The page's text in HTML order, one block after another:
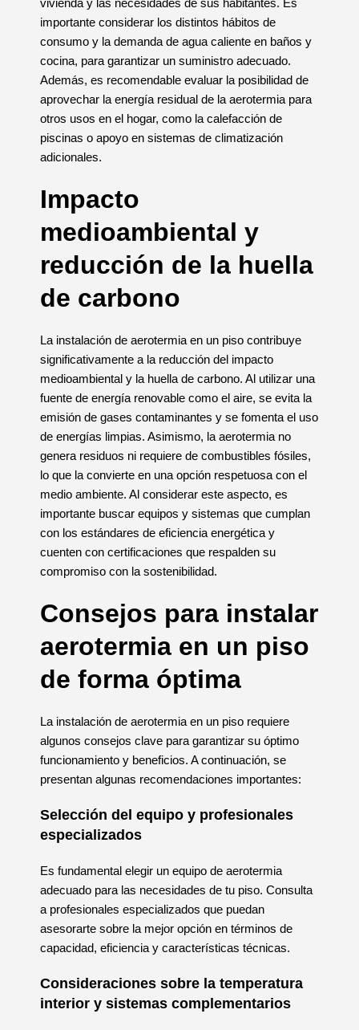
importante considerar los distintos hábitos de
consumo y la demanda de agua caliente en baños y
cocina, para garantizar un suministro adecuado.
Además, es recomendable evaluar la posibilidad de
aprovechar la energía residual de la aerotermia para
otros usos en el hogar, como la calefacción de
piscinas o apoyo en sistemas de climatización
adicionales.
Impacto
medioambiental y
reducción de la huella
de carbono
La instalación de aerotermia en un piso contribuye
significativamente a la reducción del impacto
medioambiental y la huella de carbono. Al utilizar una
fuente de energía renovable como el aire, se evita la
emisión de gases contaminantes y se fomenta el uso
de energías limpias. Asimismo, la aerotermia no
genera residuos ni requiere de combustibles fósiles,
lo que la convierte en una opción respetuosa con el
medio ambiente. Al considerar este aspecto, es
importante buscar equipos y sistemas que cumplan
con los estándares de eficiencia energética y
cuenten con certificaciones que respalden su
compromiso con la sostenibilidad.
Consejos para instalar
aerotermia en un piso
de forma óptima
La instalación de aerotermia en un piso requiere
algunos consejos clave para garantizar su óptimo
funcionamiento y beneficios. A continuación, se
presentan algunas recomendaciones importantes:
Selección del equipo y profesionales
especializados
Es fundamental elegir un equipo de aerotermia
adecuado para las necesidades de tu piso. Consulta
a profesionales especializados que puedan
asesorarte sobre la mejor opción en términos de
capacidad, eficiencia y características técnicas.
Consideraciones sobre la temperatura
interior y sistemas complementarios